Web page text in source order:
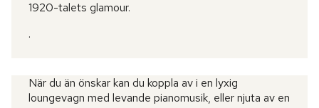
1920-talets glamour.
.
När du än önskar kan du koppla av i en lyxig
loungevagn med levande pianomusik, eller njuta av en